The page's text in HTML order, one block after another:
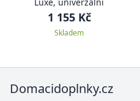
1 155 Kč
Skladem
Domacidoplnky.cz